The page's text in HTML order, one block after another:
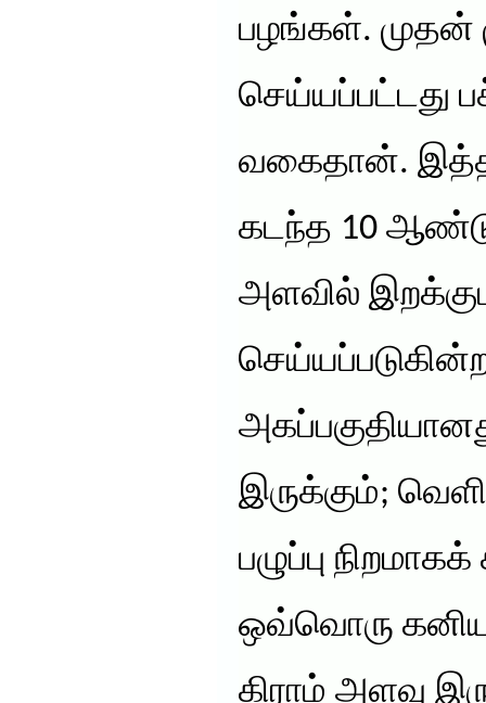
பழங்கள். முதன்
செய்யப்பட்டது
வகைதான்.
கடந்த 10
அளவில்
இருக்கும்;
பழுப்பு
ஒவ்வொரு
கிராம் அளவு